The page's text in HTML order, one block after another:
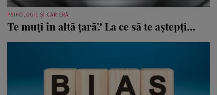
PSIHOLOGIE ȘI CARIERĂ
Te muți în altă țară? La ce să te aștepți…